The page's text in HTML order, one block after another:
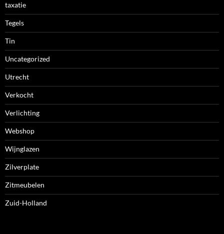
taxatie
Tegels
Tin
Uncategorized
Utrecht
Verkocht
Verlichting
Webshop
Wijnglazen
Zilverplate
Zitmeubelen
Zuid-Holland